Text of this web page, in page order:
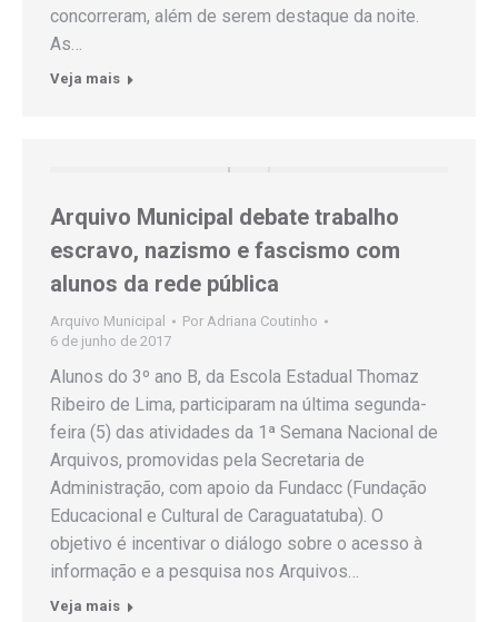
concorreram, além de serem destaque da noite.
As…
Veja mais
Arquivo Municipal debate trabalho
escravo, nazismo e fascismo com
alunos da rede pública
Arquivo Municipal Por Adriana Coutinho
6 de junho de 2017
Alunos do 3º ano B, da Escola Estadual Thomaz
Ribeiro de Lima, participaram na última segunda-
feira (5) das atividades da 1ª Semana Nacional de
Arquivos, promovidas pela Secretaria de
Administração, com apoio da Fundacc (Fundação
Educacional e Cultural de Caraguatatuba). O
objetivo é incentivar o diálogo sobre o acesso à
informação e a pesquisa nos Arquivos…
Veja mais